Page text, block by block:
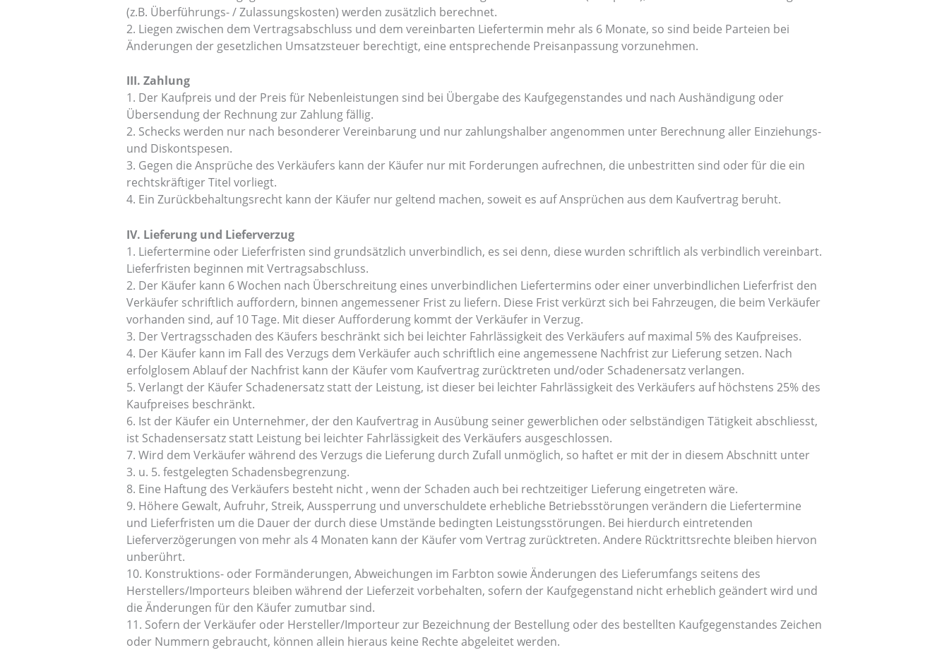
(z.B. Überführungs- / Zulassungskosten) werden zusätzlich berechnet.
2. Liegen zwischen dem Vertragsabschluss und dem vereinbarten Liefertermin mehr als 6 Monate, so sind beide Parteien bei
Änderungen der gesetzlichen Umsatzsteuer berechtigt, eine entsprechende Preisanpassung vorzunehmen.
III. Zahlung
1. Der Kaufpreis und der Preis für Nebenleistungen sind bei Übergabe des Kaufgegenstandes und nach Aushändigung oder
Übersendung der Rechnung zur Zahlung fällig.
2. Schecks werden nur nach besonderer Vereinbarung und nur zahlungshalber angenommen unter Berechnung aller Einziehungs-
und Diskontspesen.
3. Gegen die Ansprüche des Verkäufers kann der Käufer nur mit Forderungen aufrechnen, die unbestritten sind oder für die ein
rechtskräftiger Titel vorliegt.
4. Ein Zurückbehaltungsrecht kann der Käufer nur geltend machen, soweit es auf Ansprüchen aus dem Kaufvertrag beruht.
IV. Lieferung und Lieferverzug
1. Liefertermine oder Lieferfristen sind grundsätzlich unverbindlich, es sei denn, diese wurden schriftlich als verbindlich vereinbart.
Lieferfristen beginnen mit Vertragsabschluss.
2. Der Käufer kann 6 Wochen nach Überschreitung eines unverbindlichen Liefertermins oder einer unverbindlichen Lieferfrist den
Verkäufer schriftlich auffordern, binnen angemessener Frist zu liefern. Diese Frist verkürzt sich bei Fahrzeugen, die beim Verkäufer
vorhanden sind, auf 10 Tage. Mit dieser Aufforderung kommt der Verkäufer in Verzug.
3. Der Vertragsschaden des Käufers beschränkt sich bei leichter Fahrlässigkeit des Verkäufers auf maximal 5% des Kaufpreises.
4. Der Käufer kann im Fall des Verzugs dem Verkäufer auch schriftlich eine angemessene Nachfrist zur Lieferung setzen. Nach
erfolglosem Ablauf der Nachfrist kann der Käufer vom Kaufvertrag zurücktreten und/oder Schadenersatz verlangen.
5. Verlangt der Käufer Schadenersatz statt der Leistung, ist dieser bei leichter Fahrlässigkeit des Verkäufers auf höchstens 25% des
Kaufpreises beschränkt.
6. Ist der Käufer ein Unternehmer, der den Kaufvertrag in Ausübung seiner gewerblichen oder selbständigen Tätigkeit abschliesst,
ist Schadensersatz statt Leistung bei leichter Fahrlässigkeit des Verkäufers ausgeschlossen.
7. Wird dem Verkäufer während des Verzugs die Lieferung durch Zufall unmöglich, so haftet er mit der in diesem Abschnitt unter
3. u. 5. festgelegten Schadensbegrenzung.
8. Eine Haftung des Verkäufers besteht nicht , wenn der Schaden auch bei rechtzeitiger Lieferung eingetreten wäre.
9. Höhere Gewalt, Aufruhr, Streik, Aussperrung und unverschuldete erhebliche Betriebsstörungen verändern die Liefertermine
und Lieferfristen um die Dauer der durch diese Umstände bedingten Leistungsstörungen. Bei hierdurch eintretenden
Lieferverzögerungen von mehr als 4 Monaten kann der Käufer vom Vertrag zurücktreten. Andere Rücktrittsrechte bleiben hiervon
unberührt.
10. Konstruktions- oder Formänderungen, Abweichungen im Farbton sowie Änderungen des Lieferumfangs seitens des
Herstellers/Importeurs bleiben während der Lieferzeit vorbehalten, sofern der Kaufgegenstand nicht erheblich geändert wird und
die Änderungen für den Käufer zumutbar sind.
11. Sofern der Verkäufer oder Hersteller/Importeur zur Bezeichnung der Bestellung oder des bestellten Kaufgegenstandes Zeichen
oder Nummern gebraucht, können allein hieraus keine Rechte abgeleitet werden.